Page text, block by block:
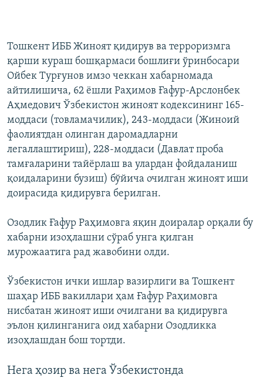
Тошкент ИББ Жиноят қидирув ва терроризмга
қарши кураш бошқармаси бошлиғи ўринбосари
Ойбек Турғунов имзо чеккан хабарномада
айтилишича, 62 ёшли Раҳимов Ғафур-Арслонбек
Аҳмедович Ўзбекистон жиноят кодексининг 165-
моддаси (товламачилик), 243-моддаси (Жиноий
фаолиятдан олинган даромадларни
легаллаштириш), 228-моддаси (Давлат проба
тамғаларини тайёрлаш ва улардан фойдаланиш
қоидаларини бузиш) бўйича очилган жиноят иши
доирасида қидирувга берилган.
Озодлик Ғафур Раҳимовга яқин доиралар орқали бу
хабарни изоҳлашни сўраб унга қилган
мурожаатига рад жавобини олди.
Ўзбекистон ички ишлар вазирлиги ва Тошкент
шаҳар ИББ вакиллари ҳам Ғафур Раҳимовга
нисбатан жиноят иши очилгани ва қидирувга
эълон қилинганига оид хабарни Озодликка
изоҳлашдан бош тортди.
Нега ҳозир ва нега Ўзбекистонда